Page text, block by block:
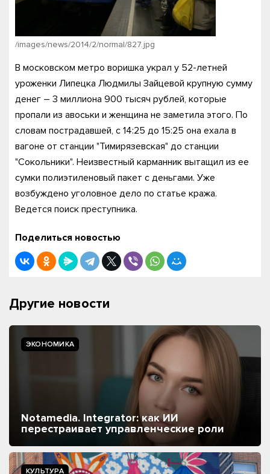
/images/news/2014/2/normal/827.jpg
В московском метро воришка украл у 52-летней
уроженки Липецка Людмилы Зайцевой крупную сумму
денег – 3 миллиона 900 тысяч рублей, которые
пропали из авоськи и женщина не заметила этого. По
словам пострадавшей, с 14:25 до 15:25 она ехала в
вагоне от станции "Тимирязевская" до станции
"Сокольники". Неизвестный карманник вытащил из ее
сумки полиэтиленовый пакет с деньгами. Уже
возбуждено уголовное дело по статье кража.
Ведется поиск преступника.
Поделиться новостью
Другие новости
ЭКОНОМИКА
Notamedia. Integrator: как ИИ
перестраивает управленческие роли
КУЛЬТУРА